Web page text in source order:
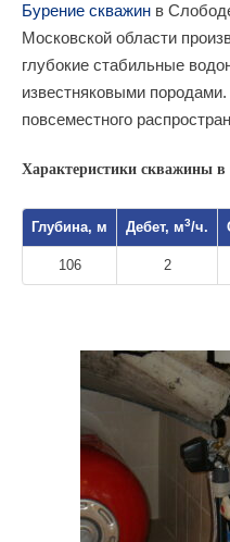
Бурение скважин в
Московской области
глубокие стабильные
известняковыми
повсеместного
Характеристики скважины в
Глубина, м Дебет, м3/ч.
106 2